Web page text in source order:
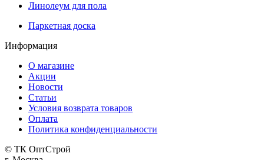
Линолеум для пола
Паркетная доска
Информация
О магазине
Акции
Новости
Статьи
Условия возврата товаров
Оплата
Политика конфиденциальности
© ТК ОптСтрой